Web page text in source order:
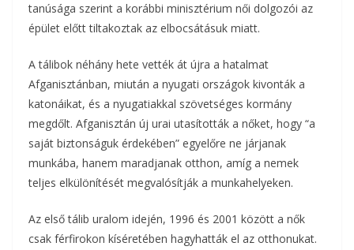
tanúsága szerint a korábbi minisztérium női dolgozói az
épület előtt tiltakoztak az elbocsátásuk miatt.
A tálibok néhány hete vették át újra a hatalmat
Afganisztánban, miután a nyugati országok kivonták a
katonáikat, és a nyugatiakkal szövetséges kormány
megdőlt. Afganisztán új urai utasították a nőket, hogy “a
saját biztonságuk érdekében” egyelőre ne járjanak
munkába, hanem maradjanak otthon, amíg a nemek
teljes elkülönítését megvalósítják a munkahelyeken.
Az első tálib uralom idején, 1996 és 2001 között a nők
csak férfirokon kíséretében hagyhatták el az otthonukat.